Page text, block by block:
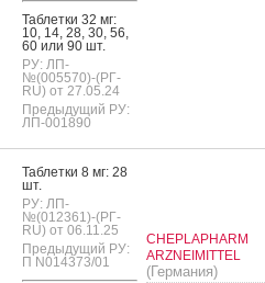
Таб­летки 32 мг:
10, 14, 28, 30, 56,
60 или 90 шт.
РУ: ЛП-
№(005570)-(РГ-
RU) от 27.05.24
Предыдущий РУ:
ЛП-001890
Таб­летки 8 мг: 28
шт.
РУ: ЛП-
№(012361)-(РГ-
RU) от 06.11.25
Предыдущий РУ:
П N014373/01
CHEPLAPHARM
ARZNEIMITTEL
(Германия)